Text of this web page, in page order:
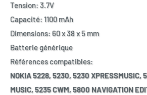
Tension: 3.7V
Capacité: 1100 mAh
Dimensions: 60 x 38 x 5 mm
Batterie générique
Références compatibles:
NOKIA 5228,5230,5230 XPRESSMUSIC,
MUSIC,5235 CWM,5800 NAVIGATION